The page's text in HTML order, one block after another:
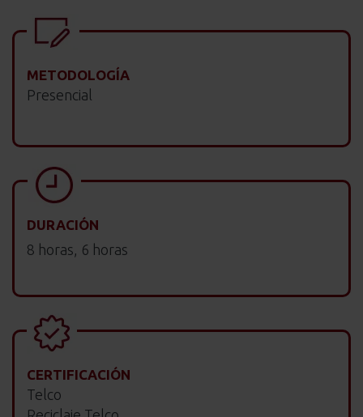
METODOLOGÍA
Presencial
DURACIÓN
8 horas, 6 horas
CERTIFICACIÓN
Telco